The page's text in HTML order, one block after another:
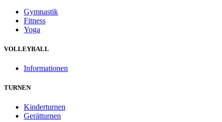
Gymnastik
Fitness
Yoga
VOLLEYBALL
Informationen
TURNEN
Kinderturnen
Gerätturnen